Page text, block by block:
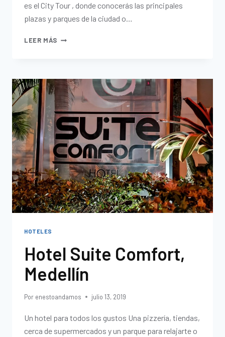
es el City Tour , donde conocerás las principales
plazas y parques de la ciudad o…
LEER MÁS
HOTELES
Hotel Suite Comfort,
Medellín
Por enestoandamos julio 13, 2019
Un hotel para todos los gustos Una pizzería, tiendas,
cerca de supermercados y un parque para relajarte o